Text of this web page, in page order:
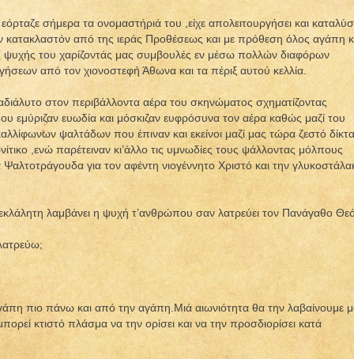
σήμερα τα ονομαστήριά του ,είχε απολειτουργήσει και
κατακλαστόν από της ιεράς Προθέσεως και με πρόθεση όλος αγάπη
ψυχής του χαρίζοντάς μας συμβουλές εν μέσω πολλών διαφόρων
από τον χιονοστεφή Άθωνα και τα πέριξ αυτού κελλία.
στον περιβάλλοντα αέρα του σκηνώματος σχηματίζοντας
εμύριζαν ευωδία και μόσκιζαν ευφρόσυνα τον αέρα καθώς μαζί του
ψαλτάδων που έπιναν και εκείνοι μαζί μας τώρα ζεστό
,ενώ παρέτειναν κι’άλλο τις υμνωδίες τους ψάλλοντας μόλπους
Ψαλτοτράγουδα για τον αφέντη νιογέννητο Χριστό και την
λαμβάνει η ψυχή τ’ανθρώπου σαν λατρεύει τον Πανάγαθο
πιο πάνω και από την αγάπη.Μιά αιωνιότητα θα την λαβαίνουμε
κτιστό πλάσμα να την ορίσει και να την προσδιορίσει κατά